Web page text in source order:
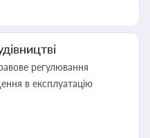
регулювання
в експлуатацію